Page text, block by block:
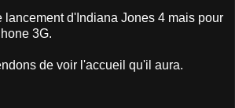
lancement d'Indiana Jones 4 mais pour
3G.
de voir l'accueil qu'il aura.